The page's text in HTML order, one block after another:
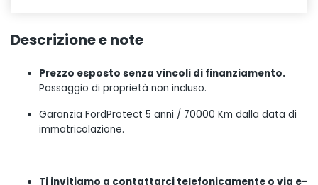
Descrizione e note
Prezzo esposto senza vincoli di finanziamento.
Passaggio di proprietà non incluso.
Garanzia FordProtect 5 anni / 70000 Km dalla data di
immatricolazione.
Ti invitiamo a contattarci telefonicamente o via e-